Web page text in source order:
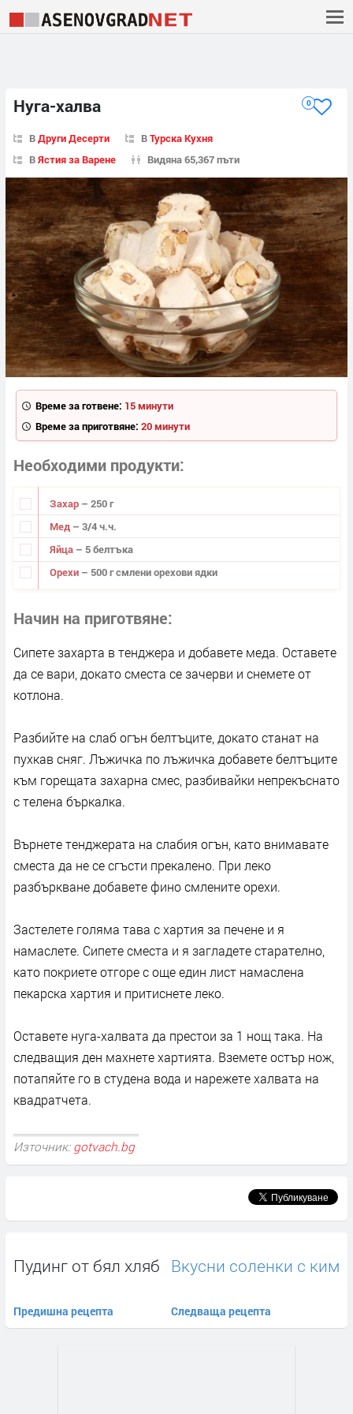
Нуга-халва 0
ВДруги Десерти ВТурска Кухня
ВЯстия за Варене Видяна 65,367 пъти
Време за готвене: 15 минути
Време за приготвяне: 20 минути
Необходими продукти
Захар – 250 г
Мед – 3/4 ч.ч.
Яйца – 5 белтъка
Орехи – 500 г смлени орехови ядки
Начин на приготвяне
Сипете захарта в тенджера и добавете меда. Оставете
да се вари, докато сместа се зачерви и снемете от
котлона.
Разбийте на слаб огън белтъците, докато станат на
пухкав сняг. Лъжичка по лъжичка добавете белтъците
към горещата захарна смес, разбивайки непрекъснато
с телена бъркалка.
Върнете тенджерата на слабия огън, като внимавате
сместа да не се сгъсти прекалено. При леко
разбъркване добавете фино смлените орехи.
Застелете голяма тава с хартия за печене и я
намаслете. Сипете сместа и я загладете старателно,
като покриете отгоре с още един лист намаслена
пекарска хартия и притиснете леко.
Оставете нуга-халвата да престои за 1 нощ така. На
следващия ден махнете хартията. Вземете остър нож,
потапяйте го в студена вода и нарежете халвата на
квадратчета.
Източник: gotvach.bg
Пудинг от бял хляб
Предишна рецепта
Вкусни соленки с ким
Следваща рецепта